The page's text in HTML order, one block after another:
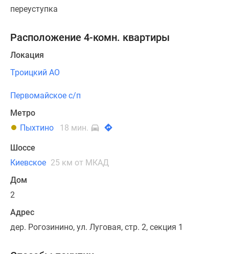
переуступка
Расположение 4-комн. квартиры
Локация
Троицкий АО
Первомайское с/п
Метро
Пыхтино
18 мин.
Шоссе
Киевское 25 км от МКАД
Дом
2
Адрес
дер. Рогозинино, ул. Луговая, стр. 2, секция 1